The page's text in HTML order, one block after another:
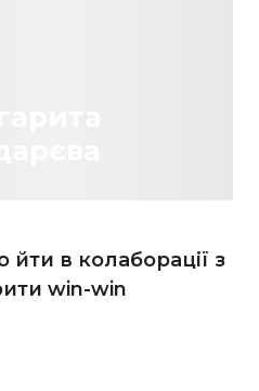
йти в колаборації з
win-win